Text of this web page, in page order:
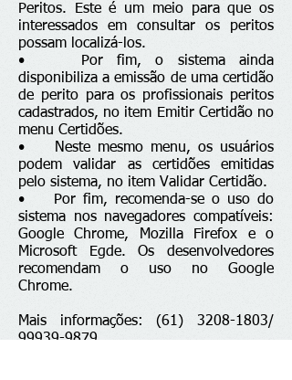
Peritos. Este é um meio para que os
interessados em consultar os peritos
possam localizá-los.
• Por fim, o sistema ainda
disponibiliza a emissão de uma certidão
de perito para os profissionais peritos
cadastrados, no item Emitir Certidão no
menu Certidões.
• Neste mesmo menu, os usuários
podem validar as certidões emitidas
pelo sistema, no item Validar Certidão.
• Por fim, recomenda-se o uso do
sistema nos navegadores compatíveis:
Google Chrome, Mozilla Firefox e o
Microsoft Egde. Os desenvolvedores
recomendam o uso no Google
Chrome.
Mais informações:(61) 3208-1803/
99939-9879